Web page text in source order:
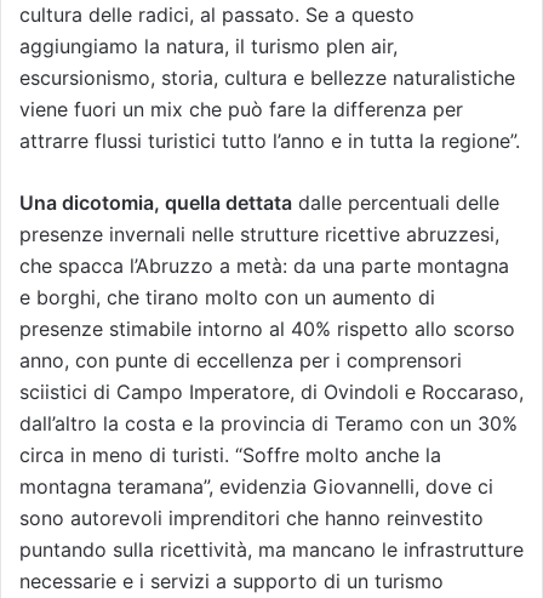
cultura delle radici, al passato. Se a questo
aggiungiamo la natura, il turismo plen air,
escursionismo, storia, cultura e bellezze naturalistiche
viene fuori un mix che può fare la differenza per
attrarre flussi turistici tutto l’anno e in tutta la regione”.
Una dicotomia, quella dettata dalle percentuali delle
presenze invernali nelle strutture ricettive abruzzesi,
che spacca l’Abruzzo a metà: da una parte montagna
e borghi, che tirano molto con un aumento di
presenze stimabile intorno al 40% rispetto allo scorso
anno, con punte di eccellenza per i comprensori
sciistici di Campo Imperatore, di Ovindoli e Roccaraso,
dall’altro la costa e la provincia di Teramo con un 30%
circa in meno di turisti. “Soffre molto anche la
montagna teramana”, evidenzia Giovannelli, dove ci
sono autorevoli imprenditori che hanno reinvestito
puntando sulla ricettività, ma mancano le infrastrutture
necessarie e i servizi a supporto di un turismo